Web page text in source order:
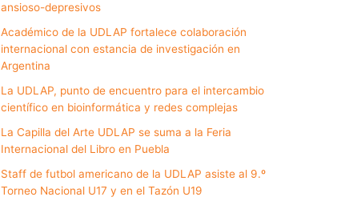
ansioso-depresivos
Académico de la UDLAP fortalece colaboración
internacional con estancia de investigación en
Argentina
La UDLAP, punto de encuentro para el intercambio
científico en bioinformática y redes complejas
La Capilla del Arte UDLAP se suma a la Feria
Internacional del Libro en Puebla
Staff de futbol americano de la UDLAP asiste al 9.º
Torneo Nacional U17 y en el Tazón U19